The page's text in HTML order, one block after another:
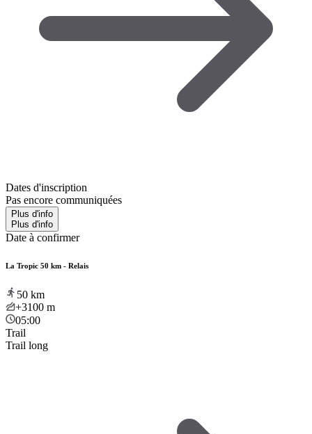
Dates d'inscription
Pas encore communiquées
Plus d'info
Plus d'info
Date à confirmer
La Tropic 50 km - Relais
50 km
+3100 m
05:00
Trail
Trail long